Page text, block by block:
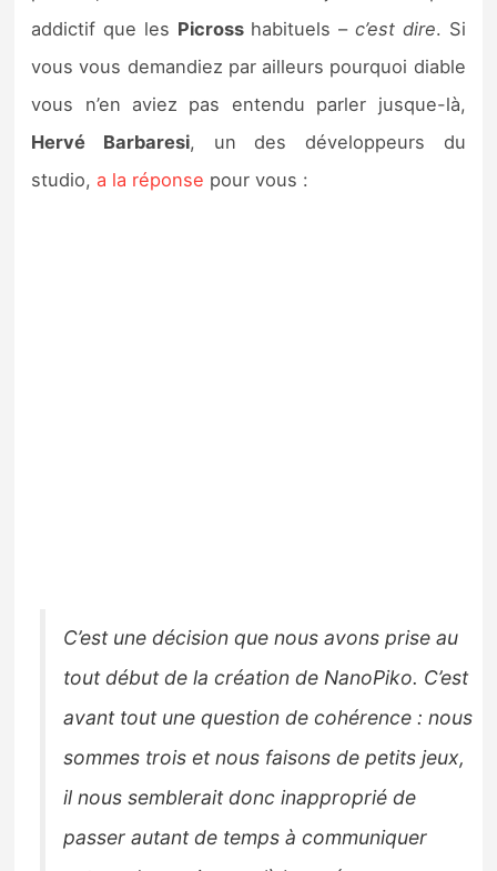
addictif que les Picrosshabituels –c’est dire. Si
vous vous demandiez par ailleurs pourquoi diable
vous n’en aviez pas entendu parler jusque-là,
Hervé Barbaresi, un des développeurs du
studio,a la réponse pour vous :
C’est une décision que nous avons prise au
tout début de la création de NanoPiko. C’est
avant tout une question de cohérence : nous
sommes trois et nous faisons de petits jeux,
il nous semblerait donc inapproprié de
passer autant de temps à communiquer